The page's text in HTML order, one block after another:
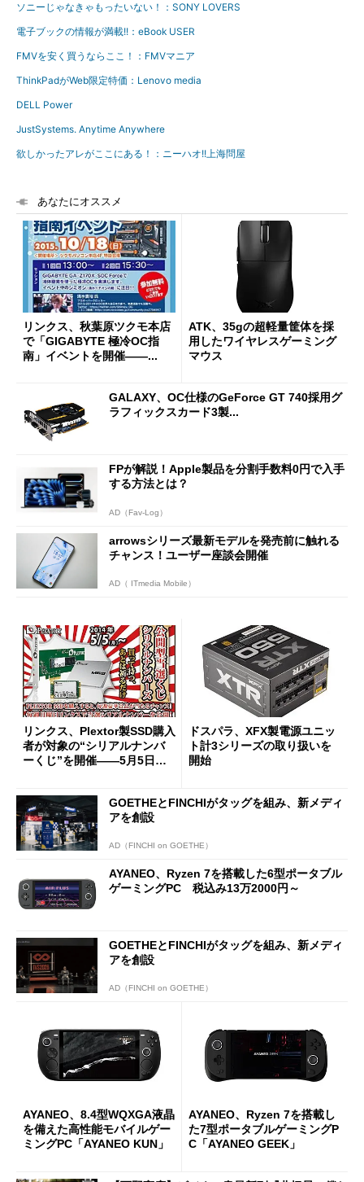
ソニーじゃなきゃもったいない！：SONY LOVERS
電子ブックの情報が満載!!：eBook USER
FMVを安く買うならここ！：FMVマニア
ThinkPadがWeb限定特価：Lenovo media
DELL Power
JustSystems. Anytime Anywhere
欲しかったアレがここにある！：ニーハオ!!上海問屋
あなたにオススメ
リンクス、秋葉原ツクモ本店
で「GIGABYTE 極冷OC指
南」イベントを開催――...
ATK、35gの超軽量筐体を採
用したワイヤレスゲーミング
マウス
GALAXY、OC仕様のGeForce GT 740採用グ
ラフィックスカード3製...
FPが解説！Apple製品を分割手数料0円で入手
する方法とは？
AD（Fav-Log）
arrowsシリーズ最新モデルを発売前に触れる
チャンス！ユーザー座談会開催
AD（ ITmedia Mobile）
リンクス、Plextor製SSD購入
者が対象の“シリアルナンバ
ーくじ”を開催――5月5日か
ドスパラ、XFX製電源ユニッ
ト計3シリーズの取り扱いを
開始
GOETHEとFINCHIがタッグを組み、新メディ
アを創設
AD（FINCHI on GOETHE）
AYANEO、Ryzen 7を搭載した6型ポータブル
ゲーミングPC 税込み13万2000円～
GOETHEとFINCHIがタッグを組み、新メディ
アを創設
AD（FINCHI on GOETHE）
AYANEO、8.4型WQXGA液晶
を備えた高性能モバイルゲー
ミングPC「AYANEO KUN」
AYANEO、Ryzen 7を搭載し
た7型ポータブルゲーミングP
C「AYANEO GEEK」